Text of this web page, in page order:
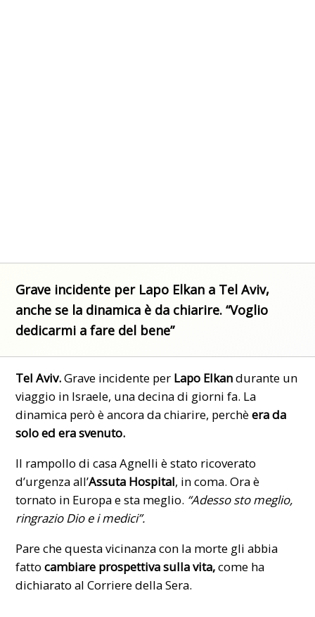
Grave incidente per Lapo Elkan a Tel Aviv,
anche se la dinamica è da chiarire. “Voglio
dedicarmi a fare del bene”
Tel Aviv.Grave incidente per Lapo Elkandurante un
viaggio in Israele, una decina di giorni fa. La
dinamica però è ancora da chiarire, perchèera da
solo ed era svenuto.
Il rampollo di casa Agnelli è stato ricoverato
d’urgenza all’Assuta Hospital, in coma. Ora è
tornato in Europa e sta meglio. “Adesso sto meglio,
ringrazio Dio e i medici”.
Pare che questa vicinanza con la morte gli abbia
fattocambiare prospettiva sulla vita,come ha
dichiarato al Corriere della Sera.